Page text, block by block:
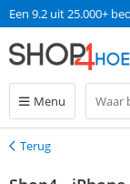
Een 9.2 uit 25.000+
Menu
Terug
Terug